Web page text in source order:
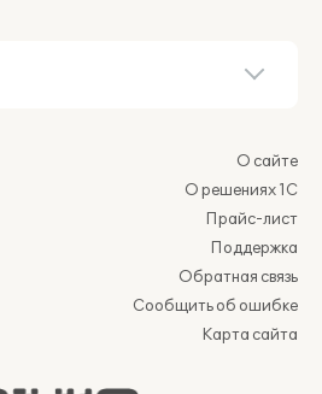
О сайте
О решениях 1С
Прайс-лист
Поддержка
Обратная связь
Сообщить об ошибке
Карта сайта